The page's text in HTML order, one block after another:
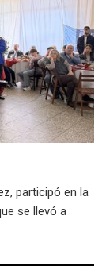
participó en la
se llevó a